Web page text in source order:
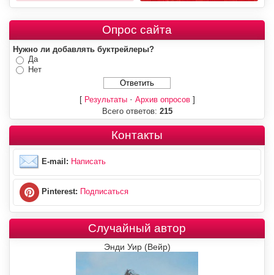
Опрос сайта
Нужно ли добавлять буктрейлеры?
Да
Нет
[ Результаты· Архив опросов]
Всего ответов: 215
Контакты
E-mail: Написать
Pinterest: Подписаться
Случайный автор
Энди Уир (Вейр)